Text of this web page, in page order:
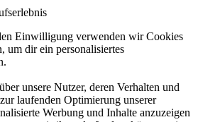
Einwilligung verwenden wir Cookies
um dir ein personalisiertes
unsere Nutzer, deren Verhalten und
laufenden Optimierung unserer
Werbung und Inhalte anzuzeigen